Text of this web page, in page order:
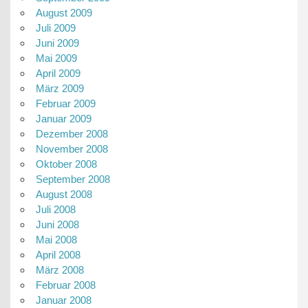
August 2009
Juli 2009
Juni 2009
Mai 2009
April 2009
März 2009
Februar 2009
Januar 2009
Dezember 2008
November 2008
Oktober 2008
September 2008
August 2008
Juli 2008
Juni 2008
Mai 2008
April 2008
März 2008
Februar 2008
Januar 2008